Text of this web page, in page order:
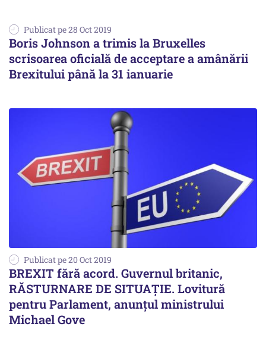
Publicat pe 28 Oct 2019
Boris Johnson a trimis la Bruxelles
scrisoarea oficială de acceptare a amânării
Brexitului până la 31 ianuarie
Publicat pe 20 Oct 2019
BREXIT fără acord. Guvernul britanic,
RĂSTURNARE DE SITUAȚIE. Lovitură
pentru Parlament, anunțul ministrului
Michael Gove